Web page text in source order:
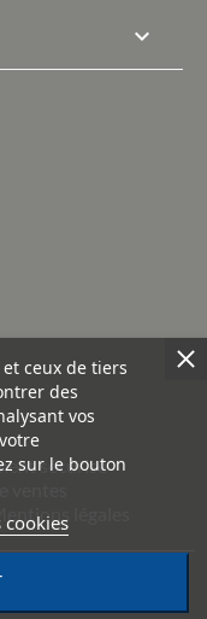

sécurisé
Mentions légales
& réalisation :
ceux de tiers
des
vos
sur le bouton
cookies